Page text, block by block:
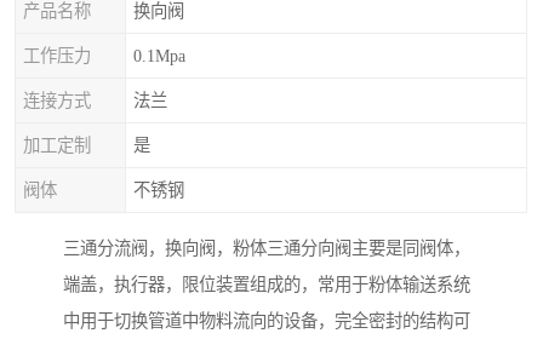
产品名称 换向阀
工作压力 0.1Mpa
连接方式 法兰
加工定制 是
阀体 不锈钢
三通分流阀，换向阀，粉体三通分向阀主要是同阀体，
端盖，执行器，限位装置组成的，常用于粉体输送系统
中用于切换管道中物料流向的设备，完全密封的结构可